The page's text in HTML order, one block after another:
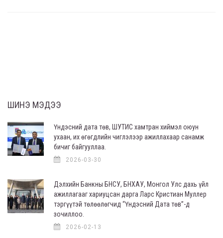
ШИНЭ МЭДЭЭ
Үндэсний дата төв, ШУТИС хамтран хиймэл оюун
ухаан, их өгөгдлийн чиглэлээр ажиллахаар санамж
бичиг байгууллаа.
2026-03-30
Дэлхийн Банкны БНСУ, БНХАУ, Монгол Улс дахь үйл
ажиллагааг хариуцсан дарга Ларс Кристиан Муллер
тэргүүтэй төлөөлөгчид “Үндэсний Дата төв”-д
зочиллоо.
2026-02-13